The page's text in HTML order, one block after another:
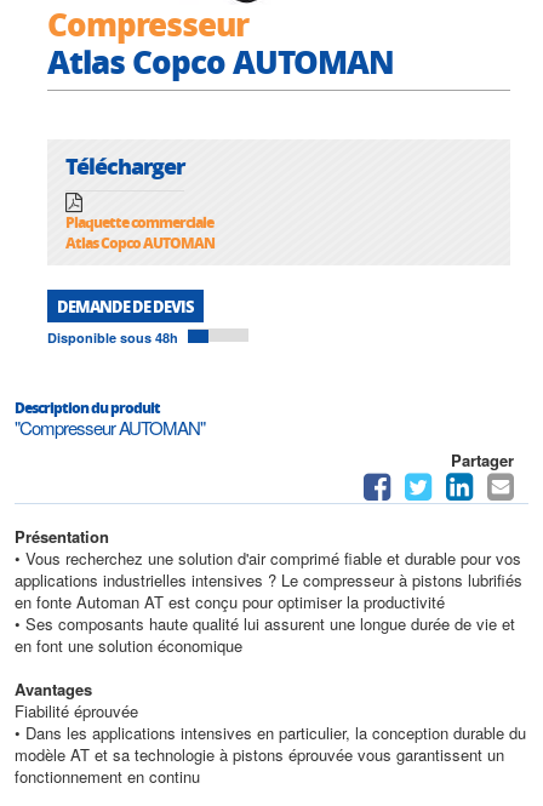
Compresseur
Atlas Copco AUTOMAN
Télécharger
Plaquette commerciale
Atlas Copco AUTOMAN
DEMANDE DE DEVIS
Disponible sous 48h
Description du produit
"Compresseur AUTOMAN"
Partager
Présentation
• Vous recherchez une solution d'air comprimé fiable et durable pour vos
applications industrielles intensives ? Le compresseur à pistons lubrifiés
en fonte Automan AT est conçu pour optimiser la productivité
• Ses composants haute qualité lui assurent une longue durée de vie et
en font une solution économique
Avantages
Fiabilité éprouvée
• Dans les applications intensives en particulier, la conception durable du
modèle AT et sa technologie à pistons éprouvée vous garantissent un
fonctionnement en continu